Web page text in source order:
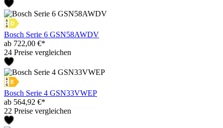
Bosch Serie 6 GSN58AWDV
ab 722,00 €*
24 Preise vergleichen
Bosch Serie 4 GSN33VWEP
ab 564,92 €*
22 Preise vergleichen